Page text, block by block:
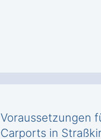
Voraussetzungen
Carports in